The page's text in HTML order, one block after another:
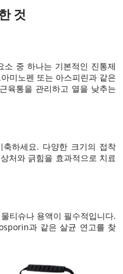
것
중 하나는 기본적인 진통제
미노펜 또는 아스피린과 같은
육통을 관리하고 열을 낮추는
하세요. 다양한 크기의 접착
처와 긁힘을 효과적으로 치료
티슈나 용액이 필수적입니다.
과 같은 살균 연고를 찾